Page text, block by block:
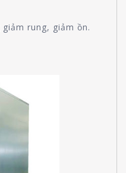
rung, giảm ồn.